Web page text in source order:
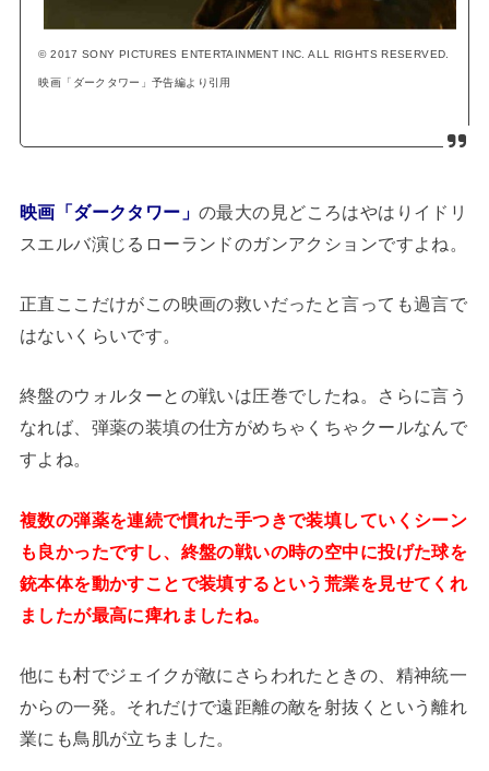
© 2017 SONY PICTURES ENTERTAINMENT INC. ALL RIGHTS RESERVED.
映画「ダークタワー」予告編より引用
映画「ダークタワー」の最大の見どころはやはりイドリ
スエルバ演じるローランドのガンアクションですよね。
正直ここだけがこの映画の救いだったと言っても過言で
はないくらいです。
終盤のウォルターとの戦いは圧巻でしたね。さらに言う
なれば、弾薬の装填の仕方がめちゃくちゃクールなんで
すよね。
複数の弾薬を連続で慣れた手つきで装填していくシーン
も良かったですし、終盤の戦いの時の空中に投げた球を
銃本体を動かすことで装填するという荒業を見せてくれ
ましたが最高に痺れましたね。
他にも村でジェイクが敵にさらわれたときの、精神統一
からの一発。それだけで遠距離の敵を射抜くという離れ
業にも鳥肌が立ちました。